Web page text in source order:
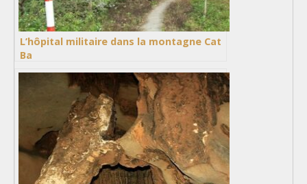
L’hôpital militaire dans la montagne Cat
Ba